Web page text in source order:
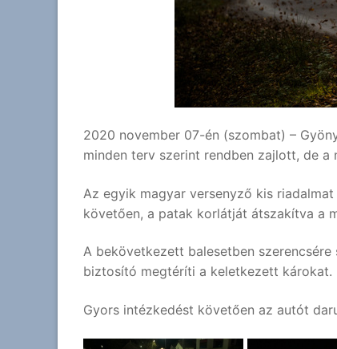
2020 november 07-én (szombat) –
minden terv szerint rendben zajlott, de
Az egyik magyar versenyző kis
követően, a patak korlátját átszakítva a
A bekövetkezett balesetben
biztosító megtéríti a keletkezett károkat.
Gyors intézkedést követően az autót